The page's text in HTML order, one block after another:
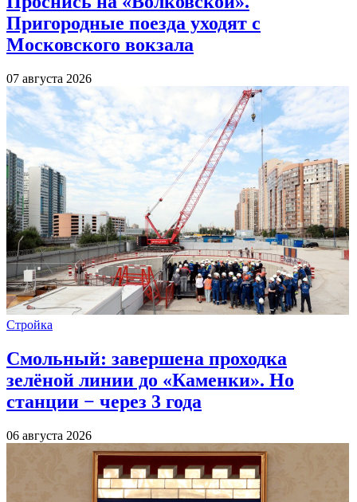
Пригородные поезда уходят с
Московского вокзала
07 августа 2026
Стройка
Смольный: завершена проходка
зелёной линии до «Каменки». Но
станции − через 3 года
06 августа 2026